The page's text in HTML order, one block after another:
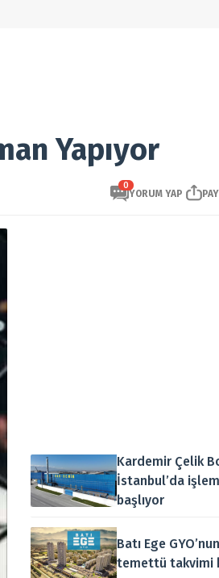
Yapıyor
0
YORUM YAP
Kardemir Çelik
İstanbul’da
başlıyor
Batı Ege
temettü takvimi